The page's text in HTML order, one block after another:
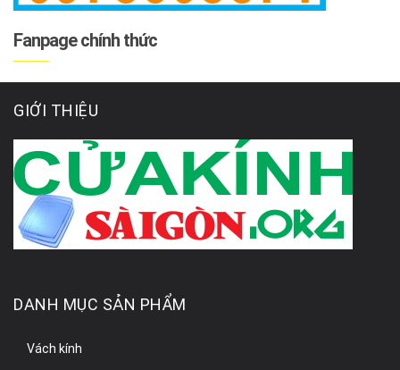
Fanpage chính thức
GIỚI THIỆU
DANH MỤC SẢN PHẨM
Vách kính